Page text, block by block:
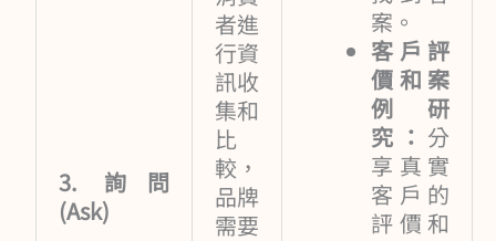
3. 詢問
(Ask)
者進
行資
訊收
集和
比
較，
品牌
需要
案。
客戶評
價和案
例研
究： 分
享真實
客戶的
評價和